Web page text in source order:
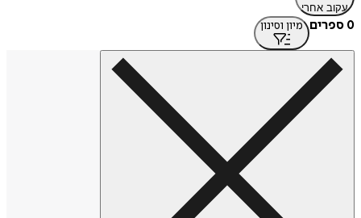
עקוב אחרי
0 ספרים מיון וסינון